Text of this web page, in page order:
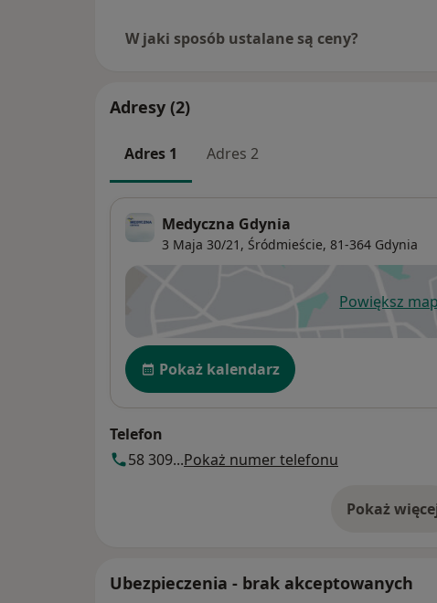
W jaki sposób ustalane są ceny?
Adresy (2)
Adres 1 Adres 2
Medyczna Gdynia
3 Maja 30/21, Śródmieście, 81-364 Gdynia
Powiększ
Dostępność
Pokaż kalendarz
Telefon
58 309...Pokaż numer telefonu
Pokażo
Ubezpieczenia - brak akceptowanych